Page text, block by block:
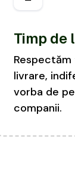
Timp de
livrare,
vorba de
companii.